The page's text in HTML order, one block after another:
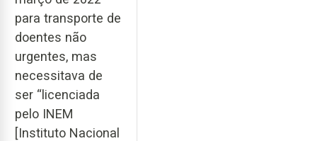
para transporte de
doentes não
urgentes, mas
necessitava de
ser “licenciada
pelo INEM
[Instituto Nacional